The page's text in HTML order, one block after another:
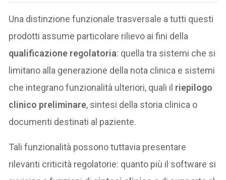
Una distinzione funzionale trasversale a tutti questi
prodotti assume particolare rilievo ai fini della
qualificazione regolatoria: quella tra sistemi che si
limitano alla generazione della nota clinica e sistemi
che integrano funzionalità ulteriori, quali il riepilogo
clinico preliminare, sintesi della storia clinica o
documenti destinati al paziente.
Tali funzionalità possono tuttavia presentare
rilevanti criticità regolatorie: quanto più il software si